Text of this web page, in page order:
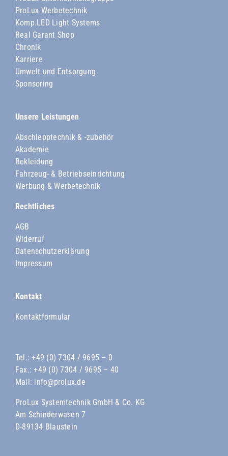
ProLux Werbetechnik
Komp.LED Light Systems
Real Garant Shop
Chronik
Karriere
Umwelt und Entsorgung
Sponsoring
Unsere Leistungen
Abschlepptechnik & -zubehör
Akademie
Bekleidung
Fahrzeug- & Betriebseinrichtung
Werbung & Werbetechnik
Rechtliches
AGB
Widerruf
Datenschutzerklärung
Impressum
Kontakt
Kontaktformular
Tel.:+49 (0) 7304 / 9695 – 0
Fax.: +49 (0) 7304 / 9695 – 40
Mail: info@prolux.de
ProLux Systemtechnik GmbH & Co. KG
Am Schinderwasen 7
D-89134 Blaustein